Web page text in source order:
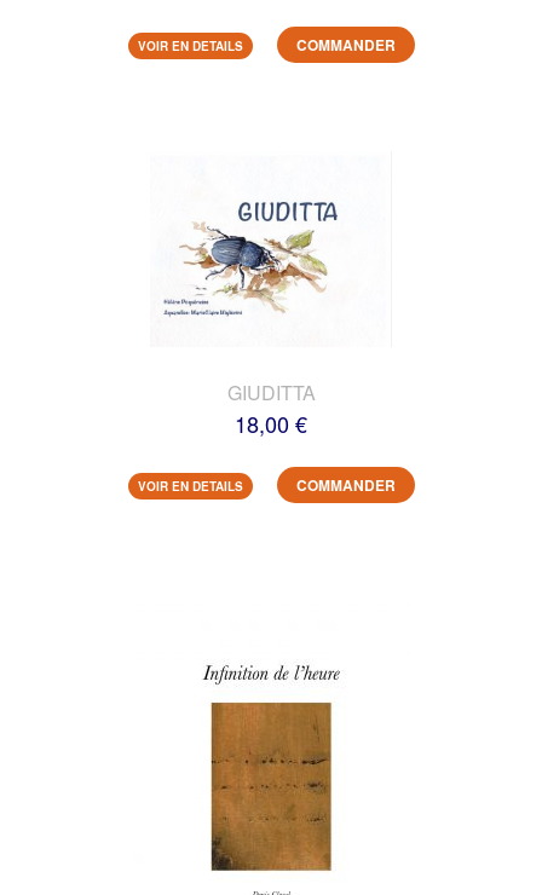
VOIR EN DETAILS COMMANDER
GIUDITTA
18,00 €
VOIR EN DETAILS COMMANDER